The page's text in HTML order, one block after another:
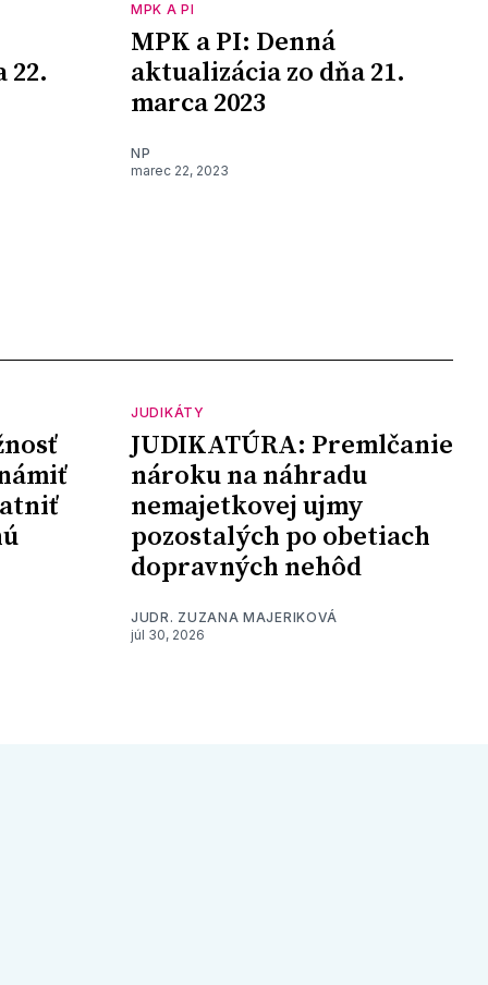
22.
MPK A PI
MPK a PI: Denná
aktualizácia zo dňa 21.
marca 2023
NP
marec 22, 2023
JUDIKÁTY
JUDIKATÚRA: Premlčanie
nároku na náhradu
nemajetkovej ujmy
pozostalých po obetiach
dopravných nehôd
JUDR. ZUZANA MAJERIKOVÁ
júl 30, 2026